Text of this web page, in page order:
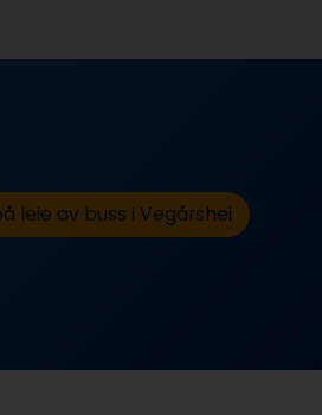
leie av buss i Vegårshei